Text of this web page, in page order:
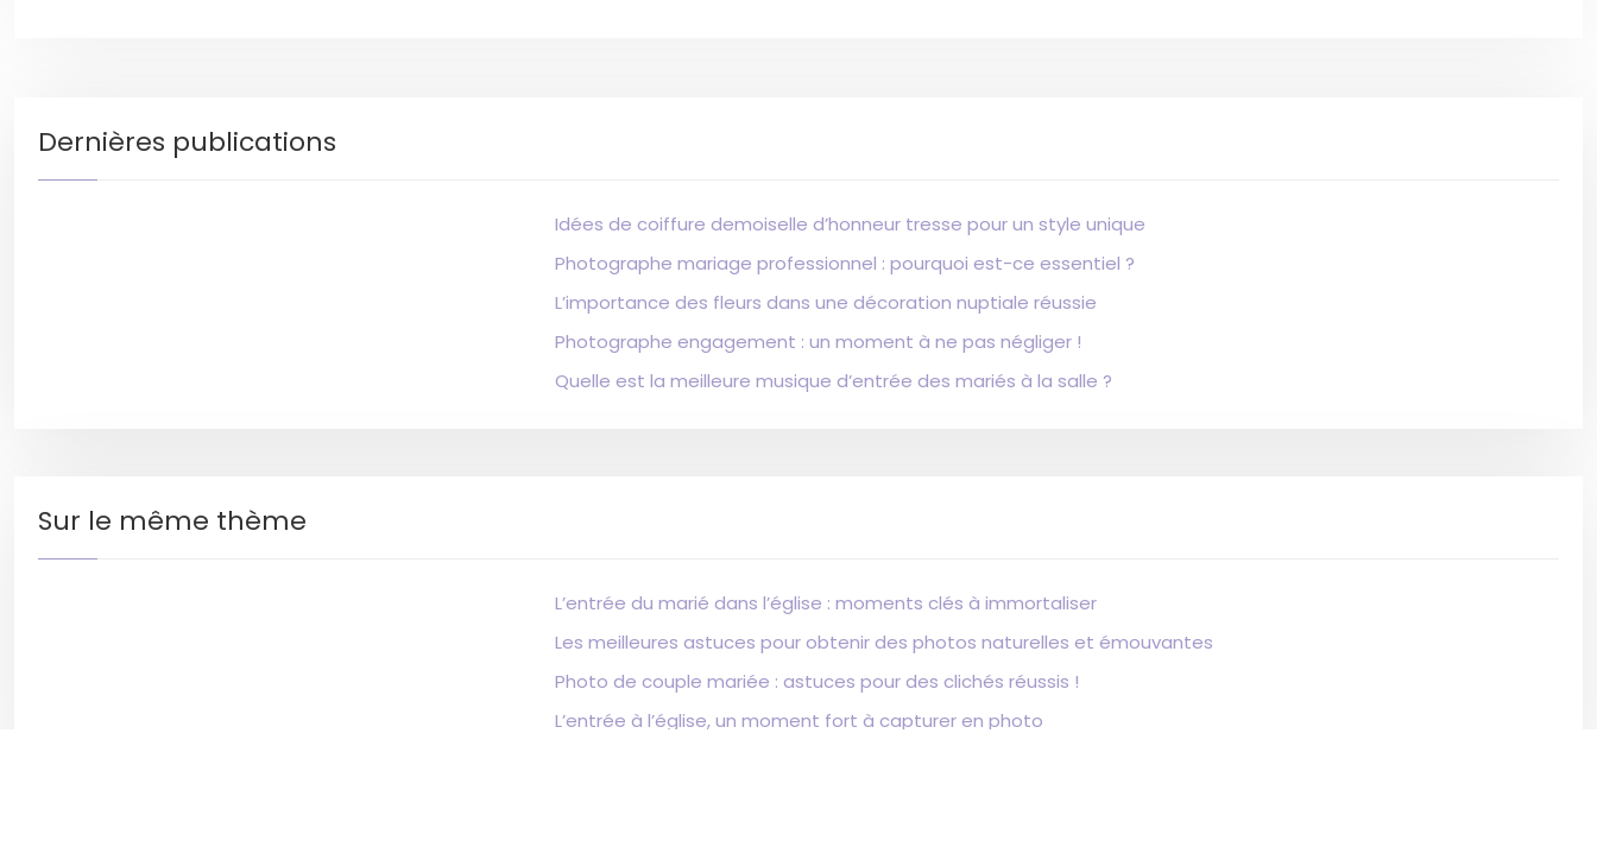
Dernières publications
Idées de coiffure demoiselle d’honneur tresse pour un style unique
Photographe mariage professionnel : pourquoi est-ce essentiel ?
L’importance des fleurs dans une décoration nuptiale réussie
Photographe engagement : un moment à ne pas négliger !
Quelle est la meilleure musique d’entrée des mariés à la salle ?
Sur le même thème
L’entrée du marié dans l’église : moments clés à immortaliser
Les meilleures astuces pour obtenir des photos naturelles et émouvantes
Photo de couple mariée : astuces pour des clichés réussis !
L’entrée à l’église, un moment fort à capturer en photo